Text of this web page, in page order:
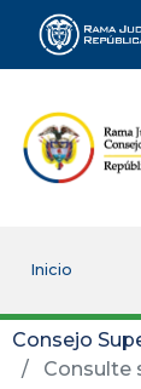
Rama
Inicio
Consejo
Consulte